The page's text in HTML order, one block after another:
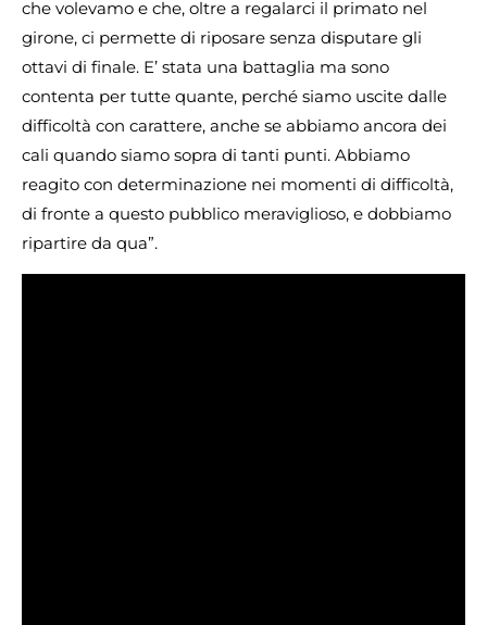
che volevamo e che, oltre a regalarci il primato nel
girone, ci permette di riposare senza disputare gli
ottavi di finale. E’ stata una battaglia ma sono
contenta per tutte quante, perché siamo uscite dalle
difficoltà con carattere, anche se abbiamo ancora dei
cali quando siamo sopra di tanti punti. Abbiamo
reagito con determinazione nei momenti di difficoltà,
di fronte a questo pubblico meraviglioso, e dobbiamo
ripartire da qua”.